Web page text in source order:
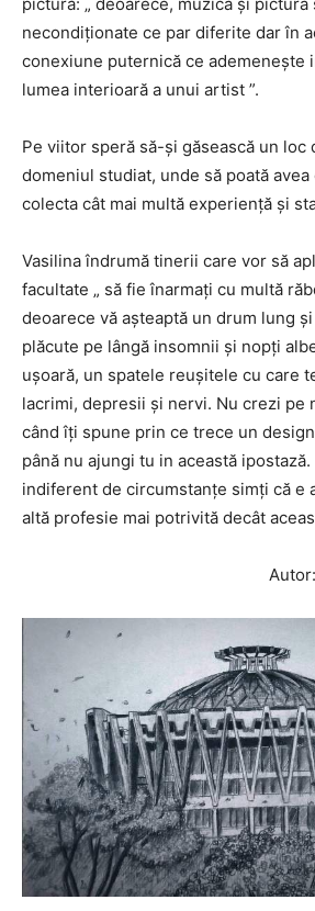
necondiționate ce par diferite dar în
conexiune puternică ce ademenește
lumea interioară a unui artist ”.
Pe viitor speră să-și găsească un loc
domeniul studiat, unde să poată
colecta cât mai multă experiență și
Vasilina îndrumă tinerii care vor să
facultate „ să fie înarmați cu multă
deoarece vă așteaptă un drum lung
plăcute pe lângă insomnii și nopți
ușoară, un spatele reușitele cu care
lacrimi, depresii și nervi. Nu crezi pe
când îți spune prin ce trece un
până nu ajungi tu in această
indiferent de circumstanțe simți că e
altă profesie mai potrivită decât